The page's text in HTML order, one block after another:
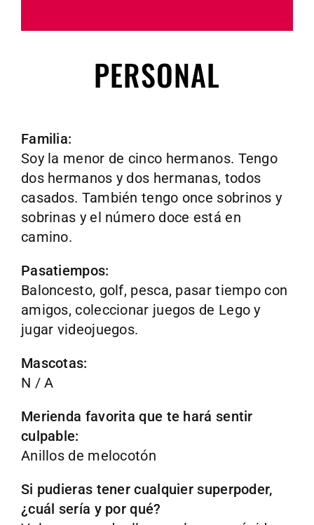
PERSONAL
Familia:
Soy la menor de cinco hermanos. Tengo
dos hermanos y dos hermanas, todos
casados. También tengo once sobrinos y
sobrinas y el número doce está en
camino.
Pasatiempos:
Baloncesto, golf, pesca, pasar tiempo con
amigos, coleccionar juegos de Lego y
jugar videojuegos.
Mascotas:
N / A
Merienda favorita que te hará sentir
culpable:
Anillos de melocotón
Si pudieras tener cualquier superpoder,
¿cuál sería y por qué?